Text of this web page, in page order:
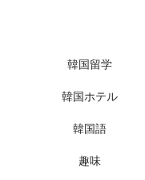
韓国留学
韓国ホテル
韓国語
趣味